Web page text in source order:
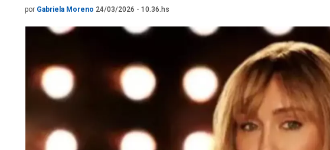
por Gabriela Moreno 24/03/2026 - 10.36.hs